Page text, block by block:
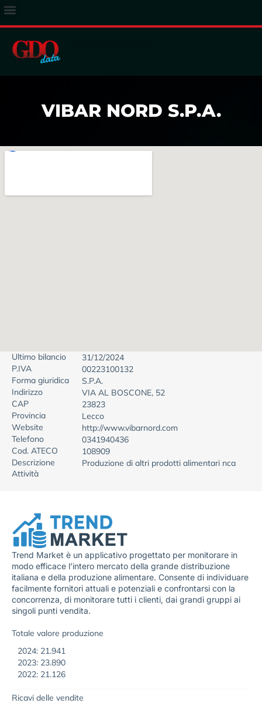
VIBAR NORD S.P.A.
Ultimo bilancio
31/12/2024
P.IVA
00223100132
Forma giuridica
S.P.A.
Indirizzo
VIA AL BOSCONE, 52
CAP
23823
Provincia
Lecco
Website
http://www.vibarnord.com
Telefono
0341940436
Cod. ATECO
108909
Descrizione
Attività
Produzione di altri prodotti alimentari nca
Trend Market è un applicativo progettato per monitorare in
modo efficace l’intero mercato della grande distribuzione
italiana e della produzione alimentare. Consente di individuare
facilmente fornitori attuali e potenziali e confrontarsi con la
concorrenza, di monitorare tutti i clienti, dai grandi gruppi ai
singoli punti vendita.
Totale valore produzione
2024: 21.941
2023: 23.890
2022: 21.126
Ricavi delle vendite